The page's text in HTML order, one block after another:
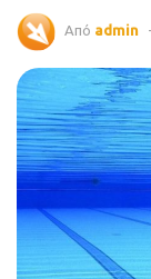
Από admin